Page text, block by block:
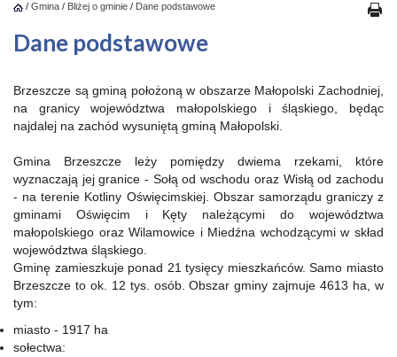
/ Gmina / Bliżej o gminie / Dane podstawowe
Dane podstawowe
Brzeszcze są gminą położoną w obszarze Małopolski Zachodniej,
na granicy województwa małopolskiego i śląskiego, będąc
najdalej na zachód wysuniętą gminą Małopolski.
Gmina Brzeszcze leży pomiędzy dwiema rzekami, które
wyznaczają jej granice - Sołą od wschodu oraz Wisłą od zachodu
- na terenie Kotliny Oświęcimskiej. Obszar samorządu graniczy z
gminami Oświęcim i Kęty należącymi do województwa
małopolskiego oraz Wilamowice i Miedźna wchodzącymi w skład
województwa śląskiego.
Gminę zamieszkuje ponad 21 tysięcy mieszkańców. Samo miasto
Brzeszcze to ok. 12 tys. osób. Obszar gminy zajmuje 4613 ha, w
tym:
miasto - 1917 ha
sołectwa: